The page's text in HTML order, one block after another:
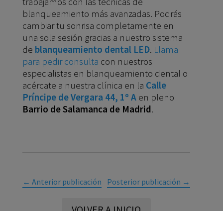
blanqueamiento más avanzadas. Podrás
cambiar tu sonrisa completamente en
una sola sesión gracias a nuestro sistema
de blanqueamiento dental LED. Llama
para pedir consulta con nuestros
especialistas en blanqueamiento dental o
acércate a nuestra clínica en la Calle
Príncipe de Vergara 44, 1º Aen pleno
Barrio de Salamanca de Madrid.
← Anterior publicación Posterior publicación →